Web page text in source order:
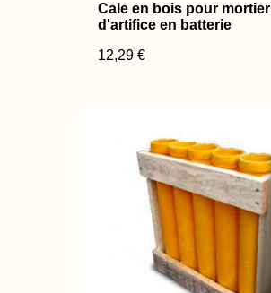
Cale en bois pour mortier
d'artifice en batterie
12,29 €